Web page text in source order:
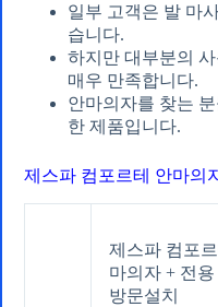
일부 고객은 발 마
습니다.
하지만 대부분의
매우 만족합니다.
안마의자를 찾는
한 제품입니다.
제스파 컴포르테 안마의
제스파 컴포
마의자 + 전용
방문설치